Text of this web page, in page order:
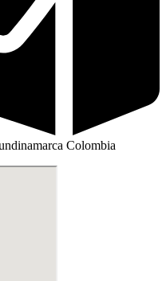
Colombia